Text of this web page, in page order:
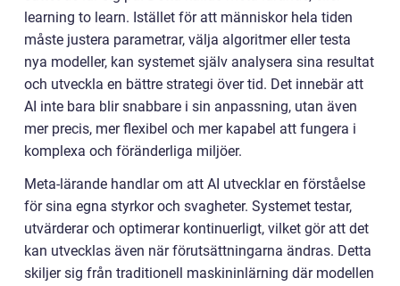
learning to learn. Istället för att människor hela tiden
måste justera parametrar, välja algoritmer eller testa
nya modeller, kan systemet själv analysera sina resultat
och utveckla en bättre strategi över tid. Det innebär att
AI inte bara blir snabbare i sin anpassning, utan även
mer precis, mer flexibel och mer kapabel att fungera i
komplexa och föränderliga miljöer.
Meta-lärande handlar om att AI utvecklar en förståelse
för sina egna styrkor och svagheter. Systemet testar,
utvärderar och optimerar kontinuerligt, vilket gör att det
kan utvecklas även när förutsättningarna ändras. Detta
skiljer sig från traditionell maskininlärning där modellen